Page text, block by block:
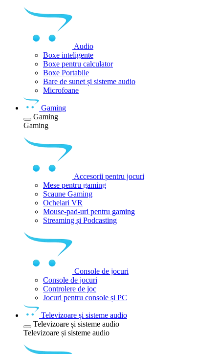
Audio
Boxe inteligente
Boxe pentru calculator
Boxe Portabile
Bare de sunet și sisteme audio
Microfoane
Gaming
Gaming
Gaming
Accesorii pentru jocuri
Mese pentru gaming
Scaune Gaming
Ochelari VR
Mouse-pad-uri pentru gaming
Streaming și Podcasting
Console de jocuri
Console de jocuri
Controlere de joc
Jocuri pentru console și PC
Televizoare și sisteme audio
Televizoare și sisteme audio
Televizoare și sisteme audio